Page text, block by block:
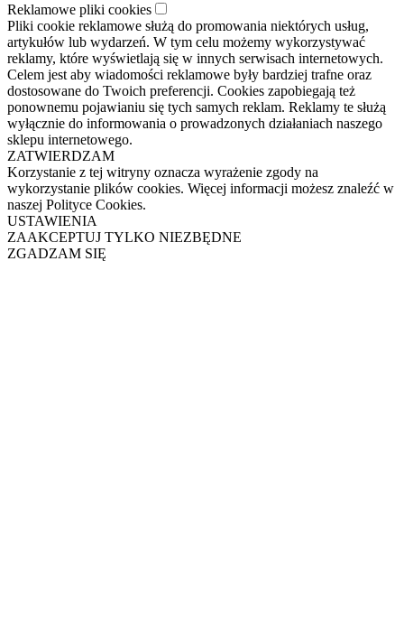
Reklamowe pliki cookies
Pliki cookie reklamowe służą do promowania niektórych usług,
artykułów lub wydarzeń. W tym celu możemy wykorzystywać
reklamy, które wyświetlają się w innych serwisach internetowych.
Celem jest aby wiadomości reklamowe były bardziej trafne oraz
dostosowane do Twoich preferencji. Cookies zapobiegają też
ponownemu pojawianiu się tych samych reklam. Reklamy te służą
wyłącznie do informowania o prowadzonych działaniach naszego
sklepu internetowego.
ZATWIERDZAM
Korzystanie z tej witryny oznacza wyrażenie zgody na
wykorzystanie plików cookies. Więcej informacji możesz znaleźć w
naszej Polityce Cookies.
USTAWIENIA
ZAAKCEPTUJ TYLKO NIEZBĘDNE
ZGADZAM SIĘ